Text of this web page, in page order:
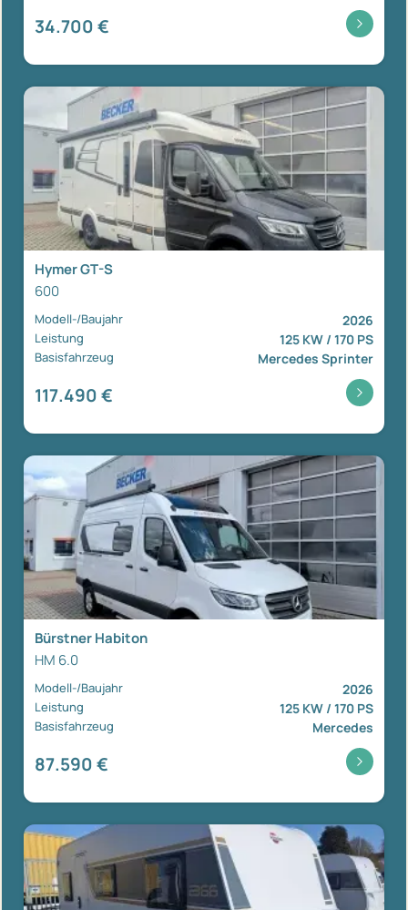
34.700 €
Hymer GT-S
600
Modell-/Baujahr 2026
Leistung 125 KW / 170 PS
Basisfahrzeug Mercedes Sprinter
117.490 €
Bürstner Habiton
HM 6.0
Modell-/Baujahr 2026
Leistung 125 KW / 170 PS
Basisfahrzeug Mercedes
87.590 €